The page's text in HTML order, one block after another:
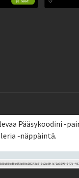
Pääsykoodini -
-näppäintä.